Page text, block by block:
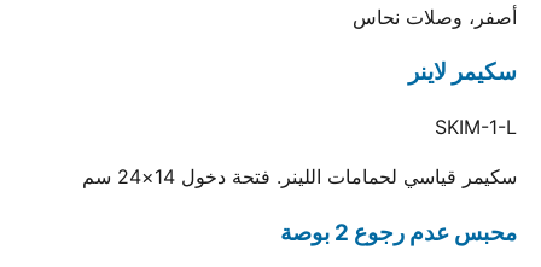
أصفر، وصلات نحاس
سكيمر لاينر
SKIM-1-L
سكيمر قياسي لحمامات اللينر. فتحة دخول 14×24 سم
محبس عدم رجوع 2 بوصة